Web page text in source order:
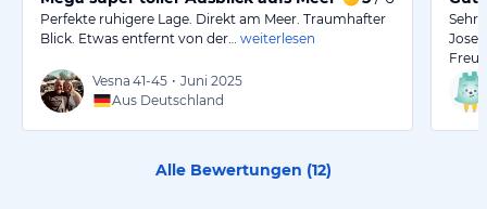
Perfekte ruhigere Lage. Direkt am Meer. Traumhafter
Blick. Etwas entfernt von der…
weiterlesen
Vesna 41-45 • Juni 2025
Aus Deutschland
Sehr
Alle Bewertungen (12)